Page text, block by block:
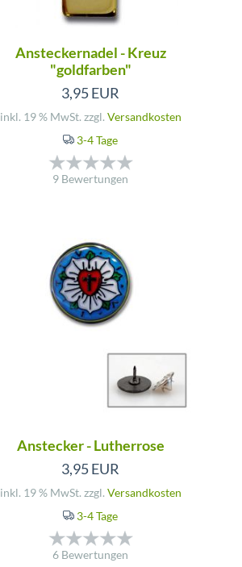
Ansteckernadel - Kreuz
"goldfarben"
3,95 EUR
inkl. 19 % MwSt. zzgl. Versandkosten
3-4 Tage
9 Bewertungen
Anstecker - Lutherrose
3,95 EUR
inkl. 19 % MwSt. zzgl. Versandkosten
3-4 Tage
6 Bewertungen